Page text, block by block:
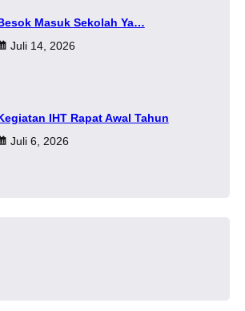
Masuk Sekolah Ya…
Juli 14, 2026
IHT Rapat Awal Tahun
Juli 6, 2026